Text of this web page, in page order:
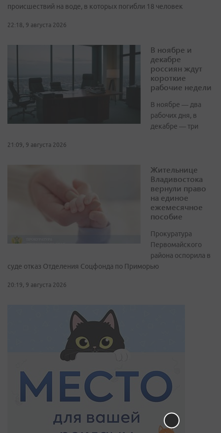
происшествий на воде, в которых погибли 18 человек
22:18, 9 августа 2026
В ноябре и
декабре
россиян ждут
короткие
рабочие недели
В ноябре — два
рабочих дня, в
декабре — три
21:09, 9 августа 2026
Жительнице
Владивостока
вернули право
на единое
ежемесячное
пособие
Прокуратура
Первомайского
района оспорила в
суде отказ Отделения Соцфонда по Приморью
20:19, 9 августа 2026